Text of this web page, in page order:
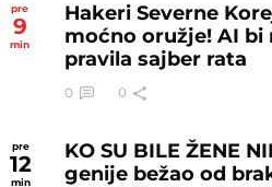
pre
9
min
Hakeri Severne
moćno oružje! AI
pravila sajber rata
0 0
pre
12
min
KO SU BILE ŽENE
genije bežao od